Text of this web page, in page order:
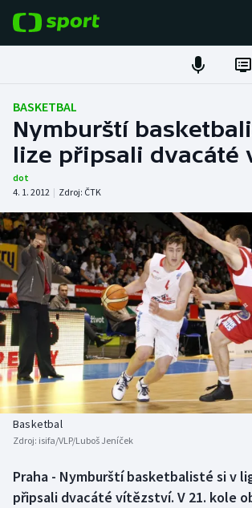
Fotbal
Hokej
Atletika
Cyklistika
DALŠÍ SPORTY
Americký fotbal
Baseball a softbal
Basketbal
Biatlon
Boby a skeleton
NEPŘEHLÉDNĚTE
Soutěže
Historické návraty
Aplikace ČT sport
AZ kvíz
BASKETBAL
Nymburští
lize připsali dvacáté
dot
4. 1. 2012 | Zdroj: ČTK
Basketbal
Zdroj: isifa/VLP/Luboš Jeníček
Praha - Nymburští basketbalisté si v
připsali dvacáté vítězství. V 21. kole